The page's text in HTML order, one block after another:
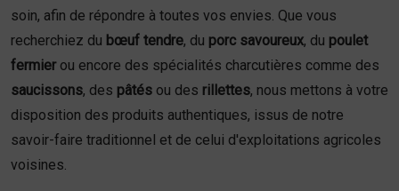
soin, afin de répondre à toutes vos envies. Que vous
recherchiez du bœuf tendre, du porc savoureux, du poulet
fermierou encore des spécialités charcutières comme des
saucissons, des pâtés ou des rillettes, nous mettons à votre
disposition des produits authentiques, issus de notre
savoir-faire traditionnel et de celui d'exploitations agricoles
voisines.